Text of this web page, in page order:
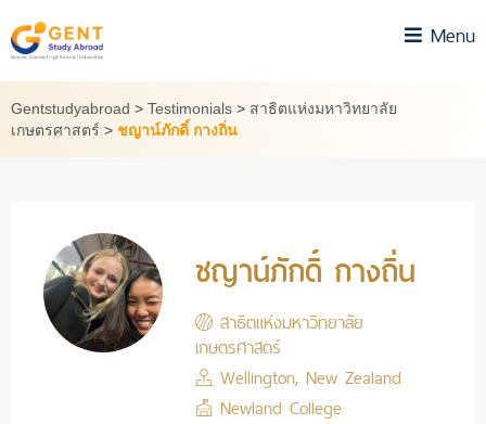
to
content
Menu
Gentstudyabroad > Testimonials > สาธิตแห่งมหาวิทยาลัย
เกษตรศาสตร์ > ชญาน์ภักดิ์ กางถิ่น
ชญาน์ภักดิ์ กางถิ่น
สาธิตแห่งมหาวิทยาลัย
เกษตรศาสตร์
Wellington, New Zealand
Newland College